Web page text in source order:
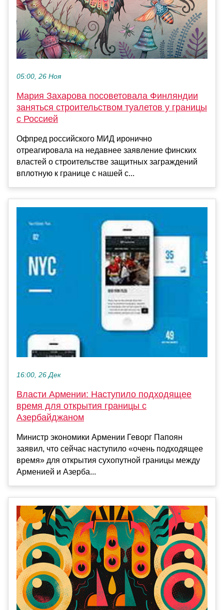
05:00, 26 Ноя
Мария Захарова посоветовала Финляндии
заняться строительством туалетов у границы
с Россией
Офпред российского МИД иронично
отреагировала на недавнее заявление финских
властей о строительстве защитных заграждений
вплотную к границе с нашей с...
16:00, 26 Дек
Власти Армении: Наступило подходящее
время для открытия границы с
Азербайджаном
Министр экономики Армении Геворг Папоян
заявил, что сейчас наступило «очень подходящее
время» для открытия сухопутной границы между
Арменией и Азерба...